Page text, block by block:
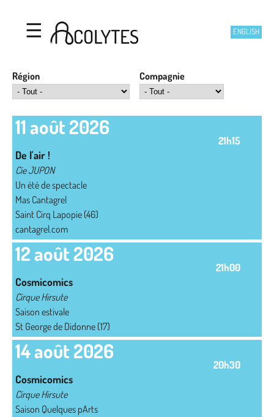
Acolytes
☰ ENGLISH
Région Compagnie
11 août 2026
21h15
De l'air !
Cie JUPON
Un été de spectacle
Mas Cantagrel
Saint Cirq Lapopie (46)
cantagrel.com
12 août 2026
21h00
Cosmicomics
Cirque Hirsute
Saison estivale
St George de Didonne (17)
14 août 2026
20h30
Cosmicomics
Cirque Hirsute
Saison Quelques pArts